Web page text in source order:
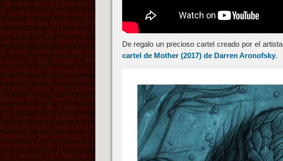
De regalo un precioso cartel creado por el artista
cartel de Mother(2017) de Darren Aronofsky.